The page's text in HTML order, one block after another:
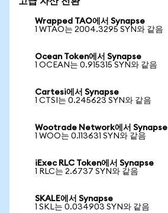
Wrapped TAO에서 Synapse
1 WTAO는 2004.3295 SYN와 같음
Ocean Token에서 Synapse
1 OCEAN는 0.915315 SYN와 같음
Cartesi에서 Synapse
1 CTSI는 0.245623 SYN와 같음
Wootrade Network에서 Synapse
1 WOO는 0.113631 SYN와 같음
iExec RLC Token에서 Synapse
1 RLC는 2.6737 SYN와 같음
SKALE에서 Synapse
1 SKL는 0.034903 SYN와 같음